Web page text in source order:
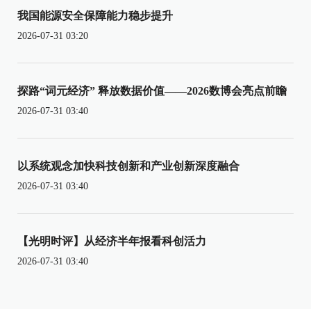
我国能源安全保障能力稳步提升
2026-07-31 03:20
探路“词元经济” 释放数据价值——2026数博会亮点前瞻
2026-07-31 03:40
以系统观念加快科技创新和产业创新深度融合
2026-07-31 03:40
【光明时评】从经济半年报看科创活力
2026-07-31 03:40